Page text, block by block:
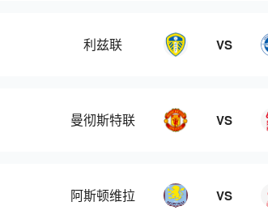
利兹联 VS
曼彻斯特联 VS
阿斯顿维拉 VS